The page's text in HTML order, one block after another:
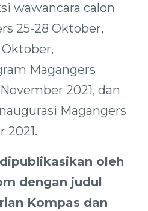
wawancara calon
25-28 Oktober,
Magangers
2021, dan
Magangers
2021.
oleh
dengan judul
Kompas dan